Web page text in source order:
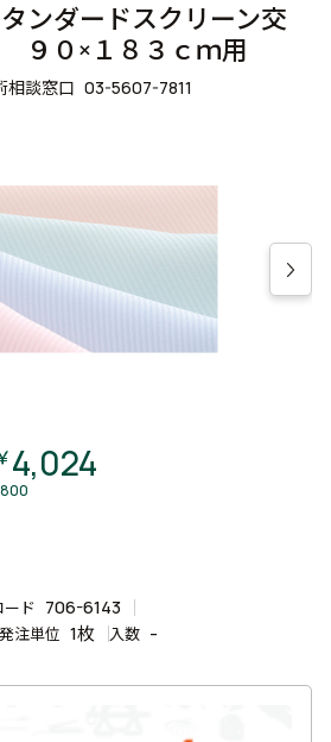
ンダードスクリーン交
０×１８３ｃｍ用
相談窓口 03-5607-7811
4,024
ド 706-6143
発注単位 1枚 入数 -